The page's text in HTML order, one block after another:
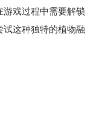
戏过程中需要解锁
这种独特的植物融